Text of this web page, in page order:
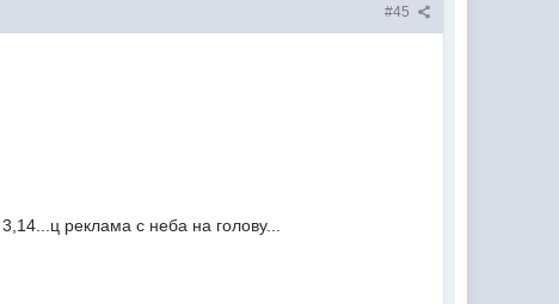
#45
реклама с неба на голову...